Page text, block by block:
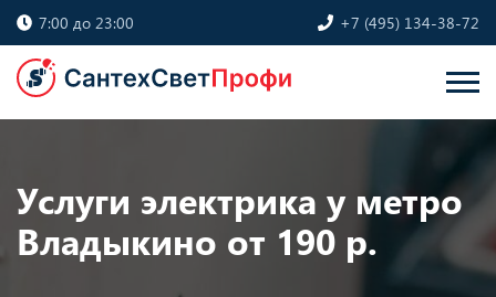
7:00 до 23:00 +7 (495) 134-38-72
Услуги электрика у метро
Владыкино от 190 р.